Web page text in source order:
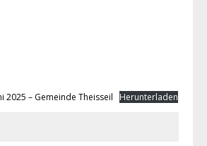
2025 – Gemeinde Theisseil Herunterladen